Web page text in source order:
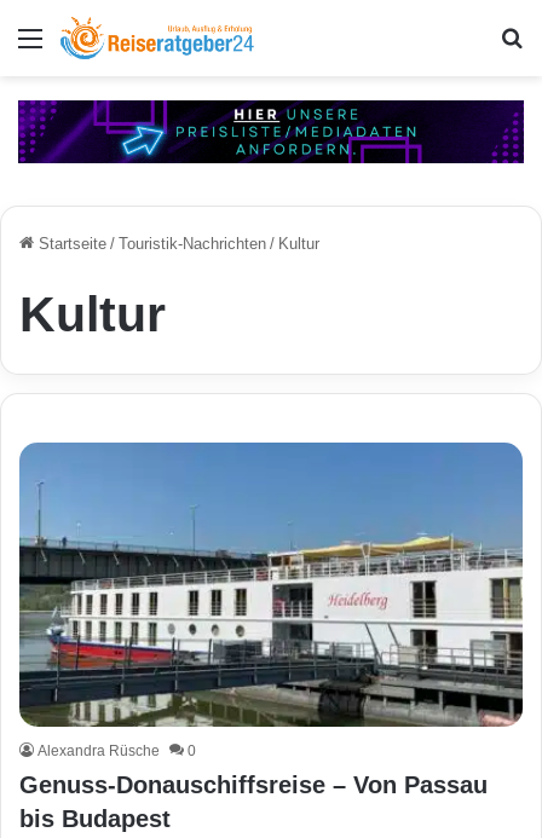
Menü
Startseite / Touristik-Nachrichten / Kultur
Kultur
Alexandra Rüsche 0
Genuss-Donauschiffsreise – Von Passau
bis Budapest